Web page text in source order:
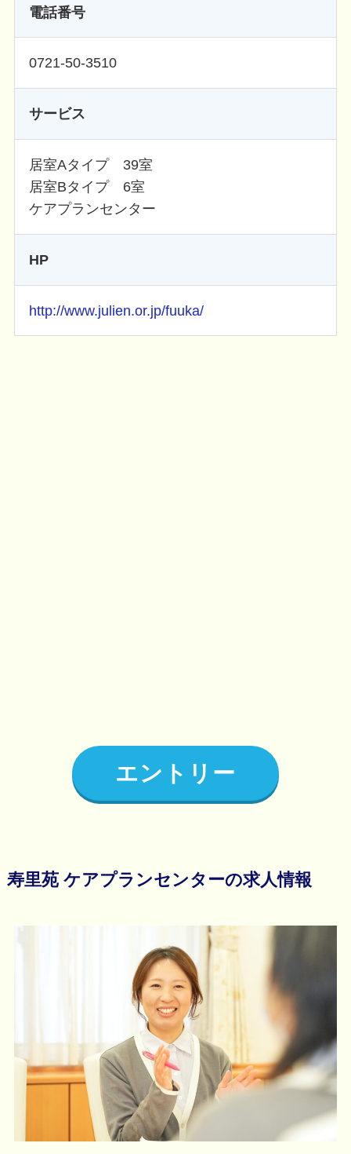
電話番号
0721-50-3510
サービス
居室Aタイプ 39室
居室Bタイプ 6室
ケアプランセンター
HP
http://www.julien.or.jp/fuuka/
エントリー
寿里苑 ケアプランセンターの求人情報